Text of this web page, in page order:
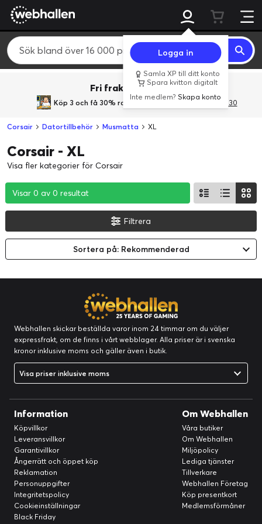
Logga in
Samla XP till ditt konto
Spara kvitton digitalt
Inte medlem?Skapa konto
Fri frakt över 800 kr.
Köp 3 och få 30% rabatt med rabattkoden 3Gives30
Corsair Datortillbehör Musmatta XL
Corsair - XL
Visa fler kategorier för Corsair
Visar 0 av 0 resultat
Visar 0 av 0 resultat
Visar 0 av 0 resultat
Filtrera
Sortera på: Rekommenderad
Webhallen skickar beställda varor inom 24 timmar om du väljer
expressfrakt, om de finns i vårt webblager. Alla priser är i svenska
kronor inklusive moms och gäller även i butik.
Visa priser inklusive moms
Information
Köpvillkor
Leveransvillkor
Garantivillkor
Ångerrätt och öppet köp
Reklamation
Personuppgifter
Integritetspolicy
Cookieinställningar
Black Friday
Om Webhallen
Våra butiker
Om Webhallen
Miljöpolicy
Lediga tjänster
Tillverkare
Webhallen Företag
Köp presentkort
Medlemsförmåner